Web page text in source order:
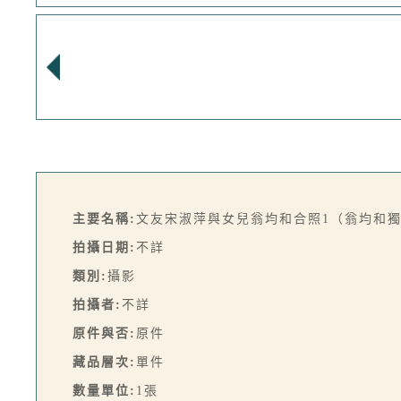
主要名稱: 文友宋淑萍與女兒翁均和合照1（翁均和
拍攝日期: 不詳
類別: 攝影
拍攝者: 不詳
原件與否: 原件
藏品層次: 單件
數量單位: 1張